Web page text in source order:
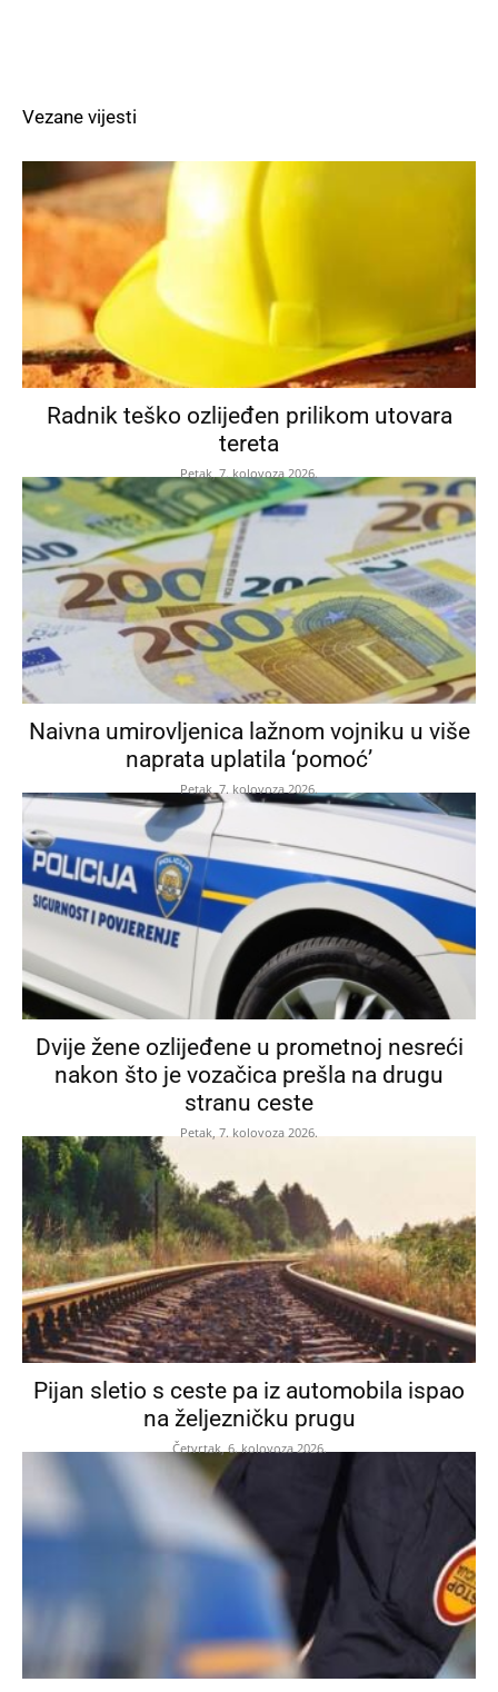
Vezane vijesti
Radnik teško ozlijeđen prilikom utovara
tereta
Petak, 7. kolovoza 2026.
Naivna umirovljenica lažnom vojniku u više
naprata uplatila ‘pomoć’
Petak, 7. kolovoza 2026.
Dvije žene ozlijeđene u prometnoj nesreći
nakon što je vozačica prešla na drugu
stranu ceste
Petak, 7. kolovoza 2026.
Pijan sletio s ceste pa iz automobila ispao
na željezničku prugu
Četvrtak, 6. kolovoza 2026.